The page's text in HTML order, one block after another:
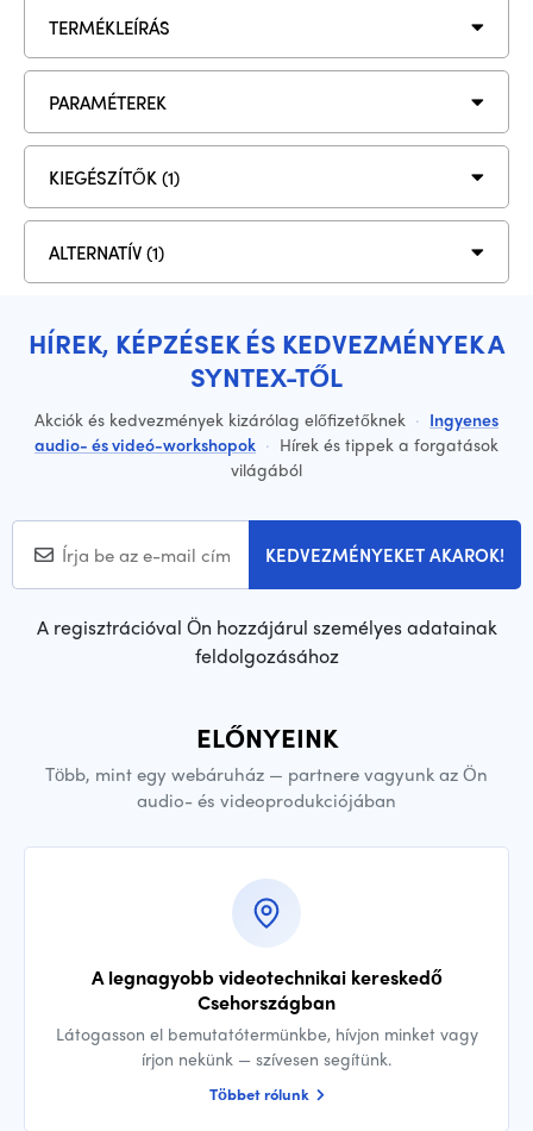
TERMÉKLEÍRÁS
PARAMÉTEREK
KIEGÉSZÍTŐK (1)
ALTERNATÍV (1)
HÍREK, KÉPZÉSEK ÉS KEDVEZMÉNYEK A
SYNTEX-TŐL
Akciók és kedvezmények kizárólag előfizetőknek · Ingyenes
audio- és videó-workshopok · Hírek és tippek a forgatások
világából
KEDVEZMÉNYEKET AKAROK!
A regisztrációval Ön hozzájárul személyes adatainak
feldolgozásához
ELŐNYEINK
Több, mint egy webáruház — partnere vagyunk az Ön
audio- és videoprodukciójában
A legnagyobb videotechnikai kereskedő
Csehországban
Látogasson el bemutatótermünkbe, hívjon minket vagy
írjon nekünk — szívesen segítünk.
Többet rólunk